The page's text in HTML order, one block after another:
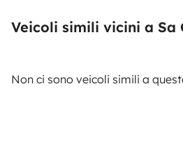
Veicoli simili vicini a Sa
Non ci sono veicoli simili a